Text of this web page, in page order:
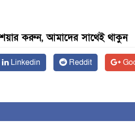
করুন, আমাদের সাথেই থাকুন
Linkedin Reddit